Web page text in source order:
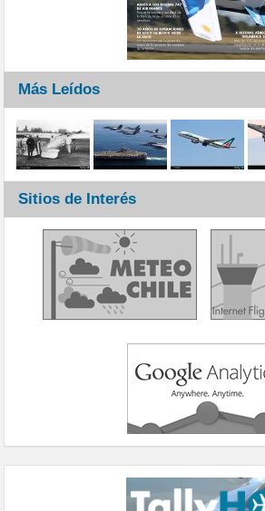
Más Leídos
Sitios de Interés